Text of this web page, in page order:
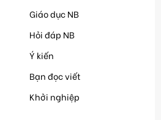
Giáo dục NB
Hỏi đáp NB
Ý kiến
Bạn đọc viết
Khởi nghiệp